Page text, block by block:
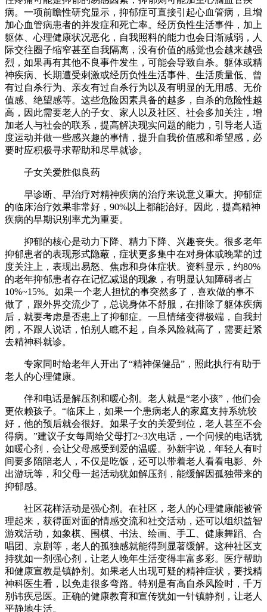
病。一项前瞻性研究显示，抑郁症可直接引起心血管病，且增
加心血管病患者的并发症和死亡率。经历负性生活事件，加上
躯体、心理健康状况恶化，自我照料的能力也会日渐减弱，人
际交往圈子缩窄甚至自我隔离，没有价值的感觉也会越来越强
烈，如果再有其他不良事件发生，可能会导致自杀。躯体或精
神疾病、长期遭受刺激或经历负性生活事件、生活质量低、曾
有过自杀行为、亲友有过自杀行为以及有明显的无用感、无价
值感、绝望感等。这些危险因素具备的越多，自杀的危险性越
高，因此需要老人的子女、家人以及社区、社会多加关注，增
加老人与社会的联系，提高解决现实问题的能力，引导老人适
度运动并做一些感兴趣的事情，提升自我价值感和希望感，必
要时应积极寻求帮助和尽早就诊。
子女关爱胜似良药
早诊断、早治疗对精神疾病的治疗来说意义重大。抑郁症
的临床治疗效果非常好，90%以上都能治好。因此，提高精神
疾病的早期识别率尤为重要。
抑郁的核心是动力下降、精力下降、兴趣丧失。很多老年
抑郁患者的表现形式隐蔽，症状更多集中在对身体或晚辈的过
度关注上，表现出易怒、焦虑和身体症状。资料显示，约80%
的老年抑郁患者存在记忆减退的现象，有明显认知障碍者占
10%~15%。如果一个老人担忧的事突然多了，喜欢做的事不
做了，跟外界交流少了，总说身体不舒服，在排除了躯体疾病
后，就要考虑是否患上了抑郁症。一旦情绪变得极端，自我封
闭，不跟人说话，怕别人瞧不起，自杀风险就高了，需要赶紧
去精神科就诊。
专家同时给老年人开出了“精神保健品”，照此执行有助于
老人的心理健康。
伴和电话是解压剂和暖心剂。老人就是“老小孩”，他们会
更依赖孩子。“临床上，如果一个患病老人的家庭支持系统较
好，他的预后就会很好。如果子女的关爱到位，老人甚至不会
得病。”建议子女每周给父母打2~3次电话，一个问候的电话犹
如暖心剂，会让父母感受到爱的温暖。孙新宇说，年轻人有时
间要多陪陪老人，不仅是吃饭，还可以带着老人看看电影、外
出游玩等，和父母一起活动犹如解压剂，能缓解因孤独带来的
抑郁感。
社区花样活动是强心剂。在社区，老人的心理健康能被管
理起来，获得面对面的情感交流和社交活动，还可以组织益智
游戏活动，如象棋、围棋、书法、绘画、手工、健康舞蹈、合
唱团、京剧等，老人的孤独感就能得到显著缓解。这种社区支
持犹如一剂强心剂，让老人晚年生活变得丰富多彩。医疗帮助
和健康宣教是镇静剂。如果老人出现可疑的精神症状，要找精
神科医生看，以免走很多弯路。特别是有高自杀风险时，千万
别讳疾忌医。正确的健康教育和宣传犹如一针镇静剂，让老人
平静地生活。